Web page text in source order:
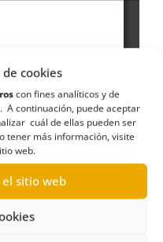
cookies
con fines analíticos y de
A continuación, puede aceptar
cuál de ellas pueden ser
tener más información, visite
web.
sitio web